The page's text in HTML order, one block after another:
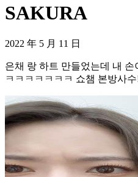
SAKURA
2022 年 5 月 11 日
은채 랑 하트 만들었는데 내
ㅋㅋㅋㅋㅋㅋㅋ 쇼챔 본방사